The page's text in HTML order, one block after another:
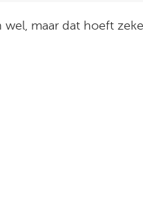
maar dat hoeft